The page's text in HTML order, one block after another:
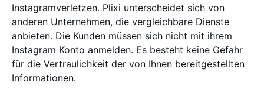
Instagramverletzen. Plixi unterscheidet sich von
anderen Unternehmen, die vergleichbare Dienste
anbieten. Die Kunden müssen sich nicht mit ihrem
Instagram Konto anmelden. Es besteht keine Gefahr
für die Vertraulichkeit der von Ihnen bereitgestellten
Informationen.